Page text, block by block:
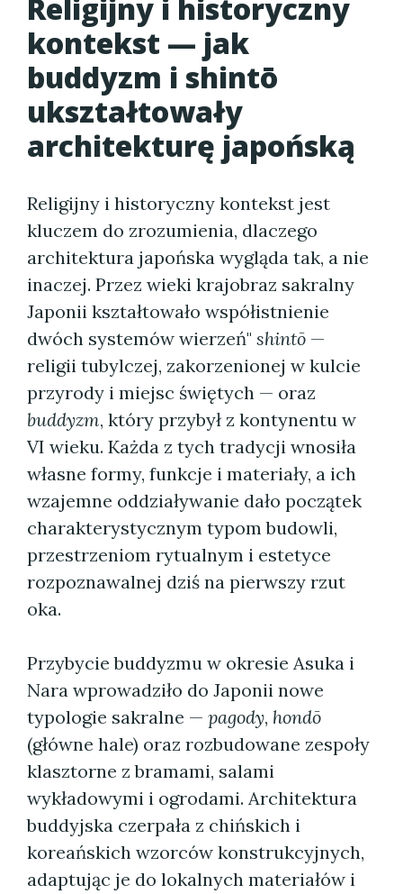
Religijny i historyczny
kontekst — jak
buddyzm i shintō
ukształtowały
architekturę japońską
Religijny i historyczny kontekst jest
kluczem do zrozumienia, dlaczego
architektura japońska wygląda tak, a nie
inaczej. Przez wieki krajobraz sakralny
Japonii kształtowało współistnienie
dwóch systemów wierzeń" shintō —
religii tubylczej, zakorzenionej w kulcie
przyrody i miejsc świętych — oraz
buddyzm, który przybył z kontynentu w
VI wieku. Każda z tych tradycji wnosiła
własne formy, funkcje i materiały, a ich
wzajemne oddziaływanie dało początek
charakterystycznym typom budowli,
przestrzeniom rytualnym i estetyce
rozpoznawalnej dziś na pierwszy rzut
oka.
Przybycie buddyzmu w okresie Asuka i
Nara wprowadziło do Japonii nowe
typologie sakralne — pagody, hondō
(główne hale) oraz rozbudowane zespoły
klasztorne z bramami, salami
wykładowymi i ogrodami. Architektura
buddyjska czerpała z chińskich i
koreańskich wzorców konstrukcyjnych,
adaptując je do lokalnych materiałów i